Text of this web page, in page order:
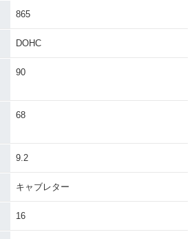
2012年 Bonneville
T100・マイナーチェ
865
DOHC
90
68
9.2
キャブレター
16